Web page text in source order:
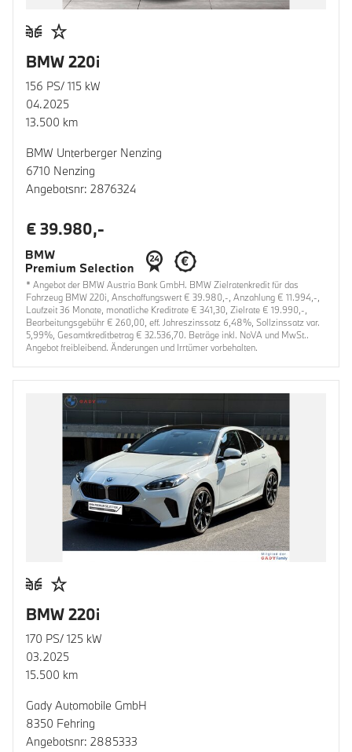
BMW 220i
156 PS/ 115 kW
04.2025
13.500 km
BMW Unterberger Nenzing
6710 Nenzing
Angebotsnr: 2876324
€ 39.980,-
* Angebot der BMW Austria Bank GmbH. BMW Zielratenkredit für das
Fahrzeug BMW 220i, Anschaffungswert € 39.980,-, Anzahlung € 11.994,-,
Laufzeit 36 Monate, monatliche Kreditrate € 341,30, Zielrate € 19.990,-,
Bearbeitungsgebühr € 260,00, eff. Jahreszinssatz 6,48%, Sollzinssatz var.
5,99%, Gesamtkreditbetrag € 32.536,70. Beträge inkl. NoVA und MwSt..
Angebot freibleibend. Änderungen und Irrtümer vorbehalten.
BMW 220i
170 PS/ 125 kW
03.2025
15.500 km
Gady Automobile GmbH
8350 Fehring
Angebotsnr: 2885333